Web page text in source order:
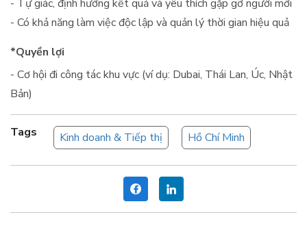
- Tự giác, định hướng kết quả và yêu thích gặp gỡ người mới
- Có khả năng làm việc độc lập và quản lý thời gian hiệu quả
*Quyền lợi
- Cơ hội đi công tác khu vực (ví dụ: Dubai, Thái Lan, Úc, Nhật
Bản)
Tags Kinh doanh & Tiếp thị Hồ Chí Minh